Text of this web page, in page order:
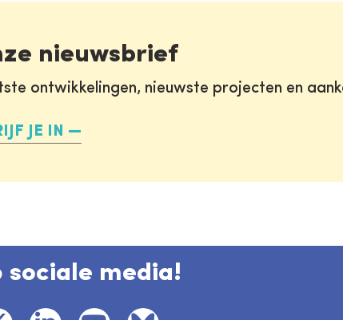
nieuwsbrief
ontwikkelingen, nieuwste projecten en
JE IN
sociale media!